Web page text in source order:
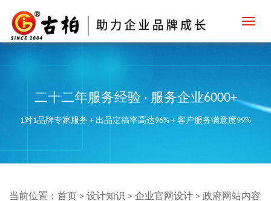
二十二年服务经验 · 服务企业6000+
1对1品牌专家服务 + 出品定稿率高达96% + 客户服务满意度99%
当前位置： 首页 > 设计知识 > 企业官网设计 > 政府网站内容